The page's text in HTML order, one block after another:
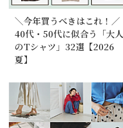
＼今年買うべきはこれ！／
40代・50代に似合う「大人
のTシャツ」32選【2026
夏】